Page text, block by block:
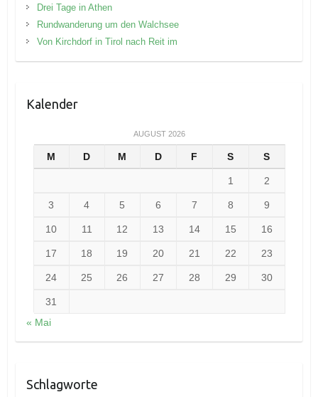
Drei Tage in Athen
Rundwanderung um den Walchsee
Von Kirchdorf in Tirol nach Reit im
Kalender
AUGUST 2026
M D M D F S S
1 2
3 4 5 6 7 8 9
10 11 12 13 14 15 16
17 18 19 20 21 22 23
24 25 26 27 28 29 30
31
« Mai
Schlagworte